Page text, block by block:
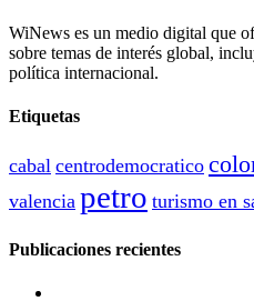
WiNews es un medio digital que
sobre temas de interés global,
política internacional.
Etiquetas
cabal centrodemocratico
valencia petro turismo en
Publicaciones recientes